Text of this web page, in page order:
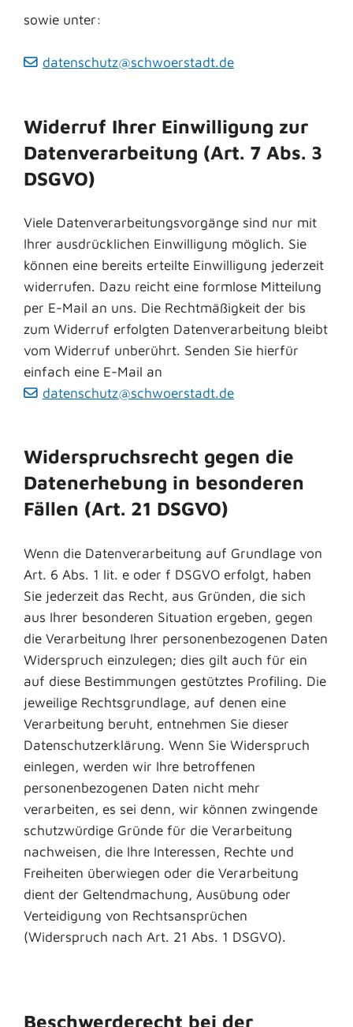
sowie unter:
datenschutz@schwoerstadt.de
Widerruf Ihrer Einwilligung zur
Datenverarbeitung (Art. 7 Abs. 3
DSGVO)
Viele Datenverarbeitungsvorgänge sind nur mit
Ihrer ausdrücklichen Einwilligung möglich. Sie
können eine bereits erteilte Einwilligung jederzeit
widerrufen. Dazu reicht eine formlose Mitteilung
per E-Mail an uns. Die Rechtmäßigkeit der bis
zum Widerruf erfolgten Datenverarbeitung bleibt
vom Widerruf unberührt. Senden Sie hierfür
einfach eine E-Mail an
datenschutz@schwoerstadt.de
Widerspruchsrecht gegen die
Datenerhebung in besonderen
Fällen (Art. 21 DSGVO)
Wenn die Datenverarbeitung auf Grundlage von
Art. 6 Abs. 1 lit. e oder f DSGVO erfolgt, haben
Sie jederzeit das Recht, aus Gründen, die sich
aus Ihrer besonderen Situation ergeben, gegen
die Verarbeitung Ihrer personenbezogenen Daten
Widerspruch einzulegen; dies gilt auch für ein
auf diese Bestimmungen gestütztes Profiling. Die
jeweilige Rechtsgrundlage, auf denen eine
Verarbeitung beruht, entnehmen Sie dieser
Datenschutzerklärung. Wenn Sie Widerspruch
einlegen, werden wir Ihre betroffenen
personenbezogenen Daten nicht mehr
verarbeiten, es sei denn, wir können zwingende
schutzwürdige Gründe für die Verarbeitung
nachweisen, die Ihre Interessen, Rechte und
Freiheiten überwiegen oder die Verarbeitung
dient der Geltendmachung, Ausübung oder
Verteidigung von Rechtsansprüchen
(Widerspruch nach Art. 21 Abs. 1 DSGVO).
Beschwerderecht bei der